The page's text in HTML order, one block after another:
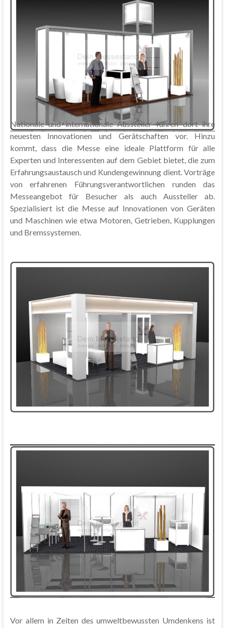
Nationale und internationale Aussteller führen dort ihre
neuesten Innovationen und Gerätschaften vor. Hinzu
kommt, dass die Messe eine ideale Plattform für alle
Experten und Interessenten auf dem Gebiet bietet, die zum
Erfahrungsaustausch und Kundengewinnung dient. Vorträge
von erfahrenen Führungsverantwortlichen runden das
Messeangebot für Besucher als auch Aussteller ab.
Spezialisiert ist die Messe auf Innovationen von Geräten
und Maschinen wie etwa Motoren, Getrieben, Kupplungen
und Bremssystemen.
Vor allem in Zeiten des umweltbewussten Umdenkens ist